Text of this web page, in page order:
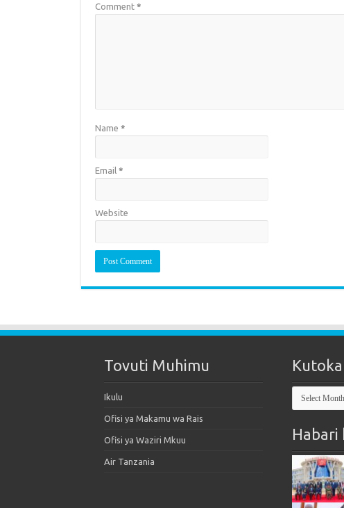
Comment *
Name *
Email *
Website
Tovuti Muhimu
Ikulu
Ofisi ya Makamu wa Rais
Ofisi ya Waziri Mkuu
Air Tanzania
Kutoka
Maktaba
Habari